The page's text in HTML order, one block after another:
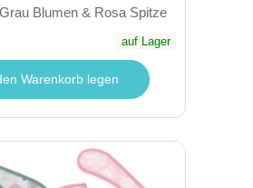
Blumen & Rosa Spitze
auf Lager
Warenkorb legen